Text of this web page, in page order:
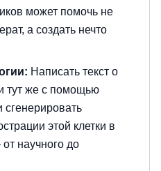
может помочь не
а создать нечто
Написать текст о
тут же с помощью
сгенерировать
этой клетки в
научного до